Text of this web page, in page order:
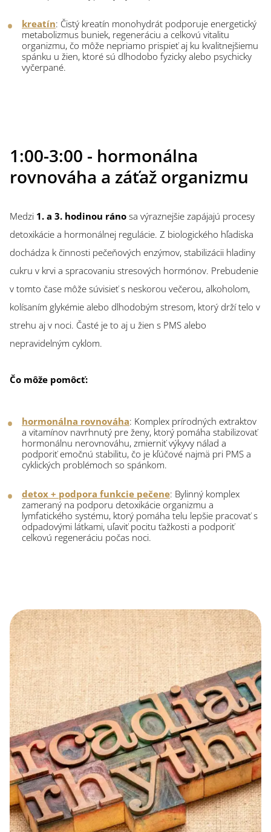
kreatín: Čistý kreatín monohydrát podporuje energetický
metabolizmus buniek, regeneráciu a celkovú vitalitu
organizmu, čo môže nepriamo prispieť aj ku kvalitnejšiemu
spánku u žien, ktoré sú dlhodobo fyzicky alebo psychicky
vyčerpané.
1:00-3:00 - hormonálna
rovnováha a záťaž organizmu
Medzi 1. a 3. hodinou ráno sa výraznejšie zapájajú procesy
detoxikácie a hormonálnej regulácie. Z biologického hľadiska
dochádza k činnosti pečeňových enzýmov, stabilizácii hladiny
cukru v krvi a spracovaniu stresových hormónov. Prebudenie
v tomto čase môže súvisieť s neskorou večerou, alkoholom,
kolísaním glykémie alebo dlhodobým stresom, ktorý drží telo v
strehu aj v noci. Časté je to aj u žien s PMS alebo
nepravidelným cyklom.
Čo môže pomôcť:
hormonálna rovnováha: Komplex prírodných extraktov
a vitamínov navrhnutý pre ženy, ktorý pomáha stabilizovať
hormonálnu nerovnováhu, zmierniť výkyvy nálad a
podporiť emočnú stabilitu, čo je kľúčové najmä pri PMS a
cyklických problémoch so spánkom.
detox + podpora funkcie pečene: Bylinný komplex
zameraný na podporu detoxikácie organizmu a
lymfatického systému, ktorý pomáha telu lepšie pracovať s
odpadovými látkami, uľaviť pocitu ťažkosti a podporiť
celkovú regeneráciu počas noci.